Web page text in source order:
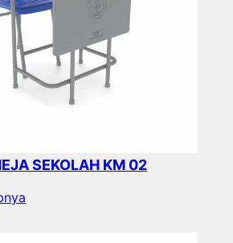
SEKOLAH KM 02